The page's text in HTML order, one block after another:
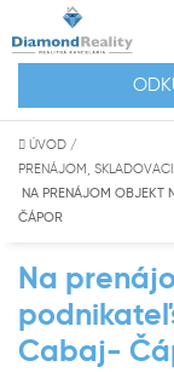
ÚVOD /
PRENÁJOM,
NA PRENÁJOM OBJEKT
ČÁPOR
Na
Cabaj-